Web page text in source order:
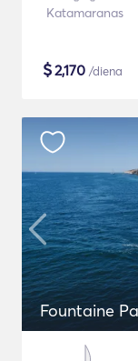
Katamaranas
$2,170 /diena
Fountaine